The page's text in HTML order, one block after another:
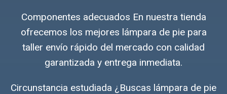
Componentes adecuados En nuestra tienda
ofrecemos los mejores lámpara de pie para
taller envío rápido del mercado con calidad
garantizada y entrega inmediata.
Circunstancia estudiada ¿Buscas lámpara de pie